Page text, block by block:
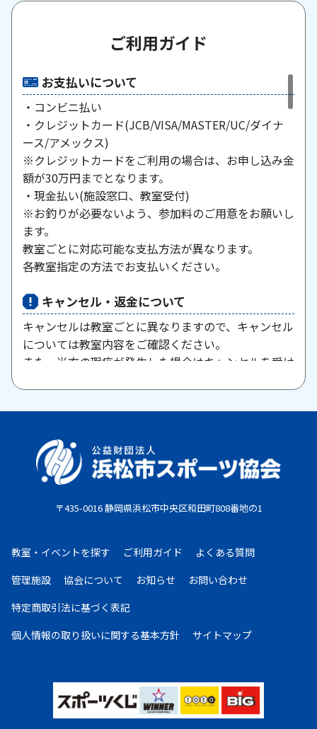
ご利用ガイド
お支払いについて
・コンビニ払い
・クレジットカード(JCB/VISA/MASTER/UC/ダイナ
ース/アメックス)
※クレジットカードをご利用の場合は、お申し込み金
額が30万円までとなります。
・現金払い(施設窓口、教室受付)
※お釣りが必要ないよう、参加料のご用意をお願いし
ます。
教室ごとに対応可能な支払方法が異なります。
各教室指定の方法でお支払いください。
キャンセル・返金について
キャンセルは教室ごとに異なりますので、キャンセル
については教室内容をご確認ください。
また、当方の瑕疵が発生した場合はキャンセルを受け
原則として、一旦納入された参加料・受講料は返金い
としていたしません。教室期間中にケガ・病気等によ
り、医師から運動制限が出された場合は、担当者まで
ご相談ください。
・コンビニ払い：お申し込み後、7日以内にお申し込
いください。
金となります。
・現金払い：教室指定の場所(施設窓口、教室受付等)
お申し込みについて
複数の教室・イベントを購入希望の場合は、大変お手
〒435-0016 静岡県浜松市中央区和田町808番地の1
教室・イベントを探す ご利用ガイド
よくある質問
管理施設
協会について お知らせ
お問い合わせ
特定商取引法に基づく表記
個人情報の取り扱いに関する基本方針 サイトマップ